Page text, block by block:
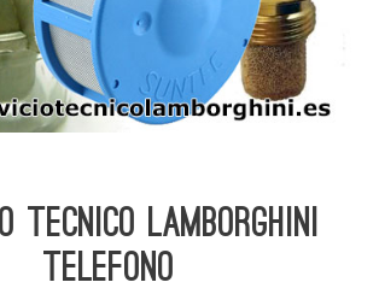
Tecnico Lamborghini
telefono